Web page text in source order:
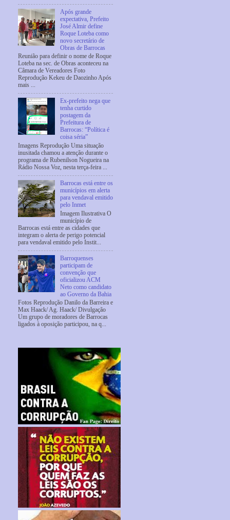
Após grande
expectativa, Prefeito
José Almir define
Roque Loteba como
novo secretário de
Obras de Barrocas
Reunião para definir o nome de Roque
Loteba na sec. de Obras aconteceu na
Câmara de Vereadores Foto
Reprodução Kekeu de Daozinho Após
mais ...
Ex-prefeito nega que
tenha curtido
postagem da
Prefeitura de
Barrocas: “Política é
coisa séria”
Imagens Reprodução Uma situação
inusitada chamou a atenção durante o
programa de Rubenilson Nogueira na
Rádio Nossa Voz, nesta terça-feira ...
Barrocas está entre os
municípios em alerta
para vendaval emitido
pelo Inmet
Imagem Ilustrativa O
município de
Barrocas está entre as cidades que
integram o alerta de perigo potencial
para vendaval emitido pelo Instit...
Barroquenses
participam de
convenção que
oficializou ACM
Neto como candidato
ao Governo da Bahia
Fotos Reprodução Danilo da Barreira e
Max Haack/ Ag. Haack/ Divulgação
Um grupo de moradores de Barrocas
ligados à oposição participou, na q...